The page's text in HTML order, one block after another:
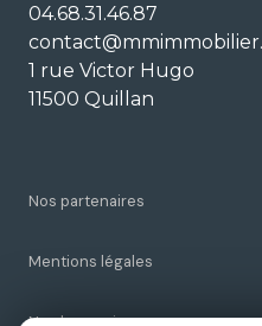
04.68.31.46.87
1 rue Victor Hugo
11500 Quillan
Nos partenaires
Mentions légales
Nos honoraires